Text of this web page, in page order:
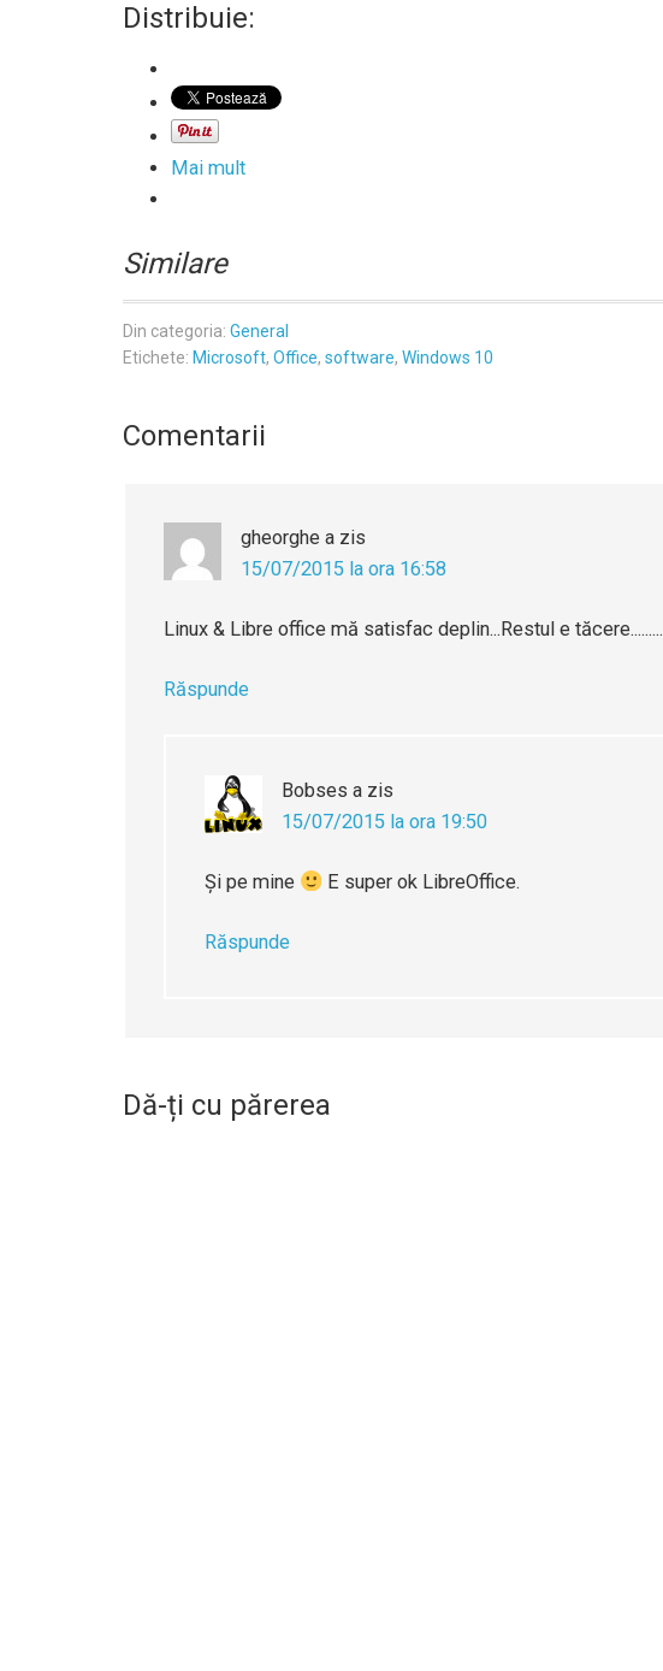
Distribuie:
Mai mult
Similare
Din categoria: General
Etichete: Microsoft, Office, software, Windows 10
Comentarii
gheorghe a zis
15/07/2015 la ora 16:58
Linux & Libre office mă satisfac deplin...Restul e tăcere.........
Răspunde
Bobses a zis
15/07/2015 la ora 19:50
Şi pe mine E super ok LibreOffice.
Răspunde
Dă-ți cu părerea